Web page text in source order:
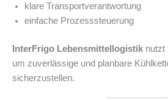
klare Transportverantwortung
einfache Prozesssteuerung
InterFrigo Lebensmittellogistik nutzt
um zuverlässige und planbare
sicherzustellen.